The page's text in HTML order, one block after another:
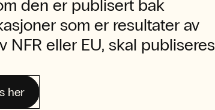
den er publisert bak
som er resultater av
NFR eller EU, skal publiseres
her